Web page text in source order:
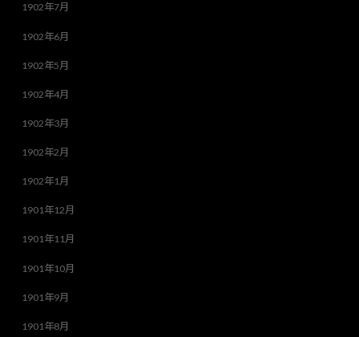
1902年7月
1902年6月
1902年5月
1902年4月
1902年3月
1902年2月
1902年1月
1901年12月
1901年11月
1901年10月
1901年9月
1901年8月